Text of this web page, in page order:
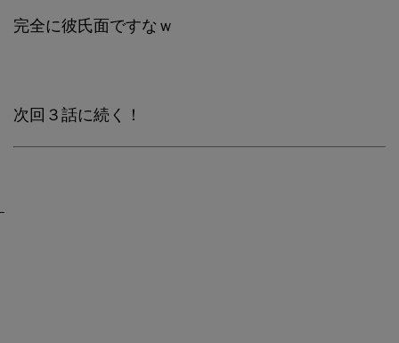
完全に彼氏面ですなｗ
次回３話に続く！